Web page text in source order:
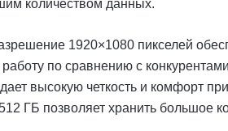
количеством данных.
1920×1080 пикселей
по сравнению с
высокую четкость и комфорт
ГБ позволяет хранить большое